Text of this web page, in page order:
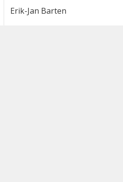
Erik-Jan Barten